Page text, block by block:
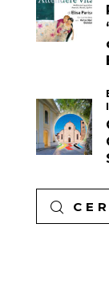
Ricerca
per: